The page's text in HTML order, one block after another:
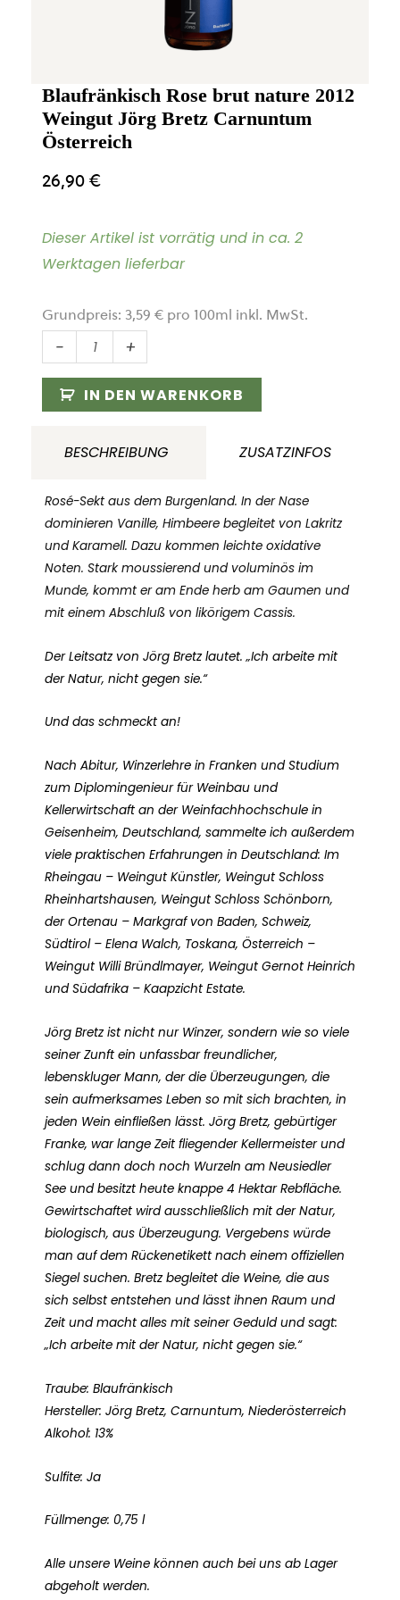
Blaufränkisch Rose brut nature 2012
Weingut Jörg Bretz Carnuntum
Österreich
26,90€
Dieser Artikel ist vorrätig und in ca. 2
Werktagen lieferbar
Grundpreis: 3,59 € pro 100ml inkl. MwSt.
-
Blaufränkisch
Rose
brut
2012
Jörg
Bretz
Carnuntum
Österreich
Menge
+
IN DEN WARENKORB
BESCHREIBUNG ZUSATZINFOS
Rosé-Sekt aus dem Burgenland. In der Nase
dominieren Vanille, Himbeere begleitet von Lakritz
und Karamell. Dazu kommen leichte oxidative
Noten. Stark moussierend und voluminös im
Munde, kommt er am Ende herb am Gaumen und
mit einem Abschluß von likörigem Cassis.
Der Leitsatz von Jörg Bretz lautet. „Ich arbeite mit
der Natur, nicht gegen sie.“
Und das schmeckt an!
Nach Abitur, Winzerlehre in Franken und Studium
zum Diplomingenieur für Weinbau und
Kellerwirtschaft an der Weinfachhochschule in
Geisenheim, Deutschland, sammelte ich außerdem
viele praktischen Erfahrungen in Deutschland: Im
Rheingau – Weingut Künstler, Weingut Schloss
Rheinhartshausen, Weingut Schloss Schönborn,
der Ortenau – Markgraf von Baden, Schweiz,
Südtirol – Elena Walch, Toskana, Österreich –
Weingut Willi Bründlmayer, Weingut Gernot Heinrich
und Südafrika – Kaapzicht Estate.
Jörg Bretz ist nicht nur Winzer, sondern wie so viele
seiner Zunft ein unfassbar freundlicher,
lebenskluger Mann, der die Überzeugungen, die
sein aufmerksames Leben so mit sich brachten, in
jeden Wein einfließen lässt. Jörg Bretz, gebürtiger
Franke, war lange Zeit fliegender Kellermeister und
schlug dann doch noch Wurzeln am Neusiedler
See und besitzt heute knappe 4 Hektar Rebfläche.
Gewirtschaftet wird ausschließlich mit der Natur,
biologisch, aus Überzeugung. Vergebens würde
man auf dem Rückenetikett nach einem offiziellen
Siegel suchen. Bretz begleitet die Weine, die aus
sich selbst entstehen und lässt ihnen Raum und
Zeit und macht alles mit seiner Geduld und sagt:
„Ich arbeite mit der Natur, nicht gegen sie.“
Traube: Blaufränkisch
Hersteller: Jörg Bretz, Carnuntum, Niederösterreich
Alkohol: 13%
Sulfite: Ja
Füllmenge: 0,75 l
Alle unsere Weine können auch bei uns ab Lager
abgeholt werden.